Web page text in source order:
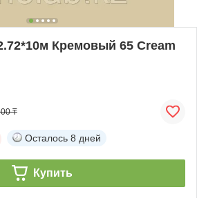
Кремовый 65 Cream
₸
Осталось 8 дней
Купить